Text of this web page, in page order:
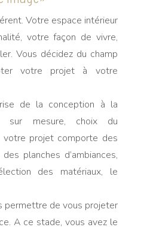
Votre espace intérieur
votre façon de vivre,
Vous décidez du champ
votre projet à votre
de la conception à la
sur mesure, choix du
votre projet comporte des
planches d’ambiances,
des matériaux, le
permettre de vous projeter
A ce stade, vous avez le